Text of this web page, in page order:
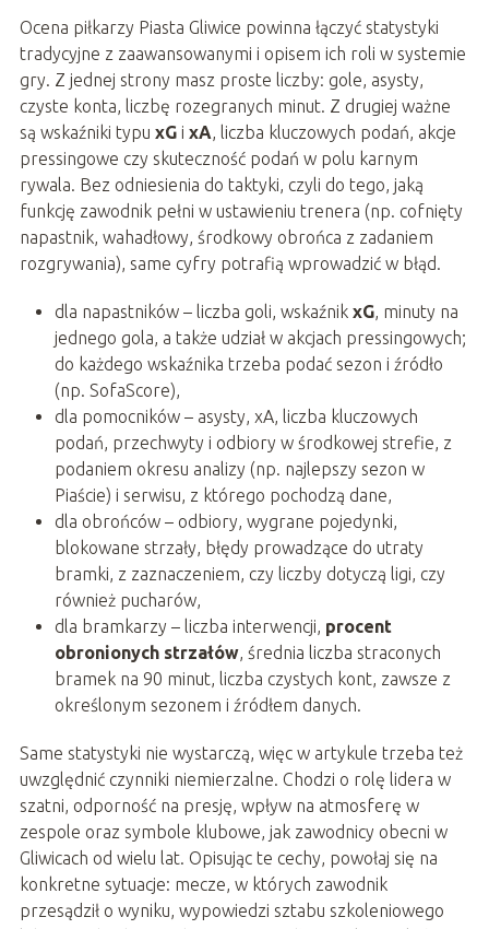
Ocena piłkarzy Piasta Gliwice powinna łączyć statystyki
tradycyjne z zaawansowanymi i opisem ich roli w systemie
gry. Z jednej strony masz proste liczby: gole, asysty,
czyste konta, liczbę rozegranych minut. Z drugiej ważne
są wskaźniki typu xGi xA, liczba kluczowych podań, akcje
pressingowe czy skuteczność podań w polu karnym
rywala. Bez odniesienia do taktyki, czyli do tego, jaką
funkcję zawodnik pełni w ustawieniu trenera (np. cofnięty
napastnik, wahadłowy, środkowy obrońca z zadaniem
rozgrywania), same cyfry potrafią wprowadzić w błąd.
dla napastników – liczba goli, wskaźnik xG, minuty na
jednego gola, a także udział w akcjach pressingowych;
do każdego wskaźnika trzeba podać sezon i źródło
(np. SofaScore),
dla pomocników – asysty, xA, liczba kluczowych
podań, przechwyty i odbiory w środkowej strefie, z
podaniem okresu analizy (np. najlepszy sezon w
Piaście) i serwisu, z którego pochodzą dane,
dla obrońców – odbiory, wygrane pojedynki,
blokowane strzały, błędy prowadzące do utraty
bramki, z zaznaczeniem, czy liczby dotyczą ligi, czy
również pucharów,
dla bramkarzy – liczba interwencji, procent
obronionych strzałów, średnia liczba straconych
bramek na 90 minut, liczba czystych kont, zawsze z
określonym sezonem i źródłem danych.
Same statystyki nie wystarczą, więc w artykule trzeba też
uwzględnić czynniki niemierzalne. Chodzi o rolę lidera w
szatni, odporność na presję, wpływ na atmosferę w
zespole oraz symbole klubowe, jak zawodnicy obecni w
Gliwicach od wielu lat. Opisując te cechy, powołaj się na
konkretne sytuacje: mecze, w których zawodnik
przesądził o wyniku, wypowiedzi sztabu szkoleniowego